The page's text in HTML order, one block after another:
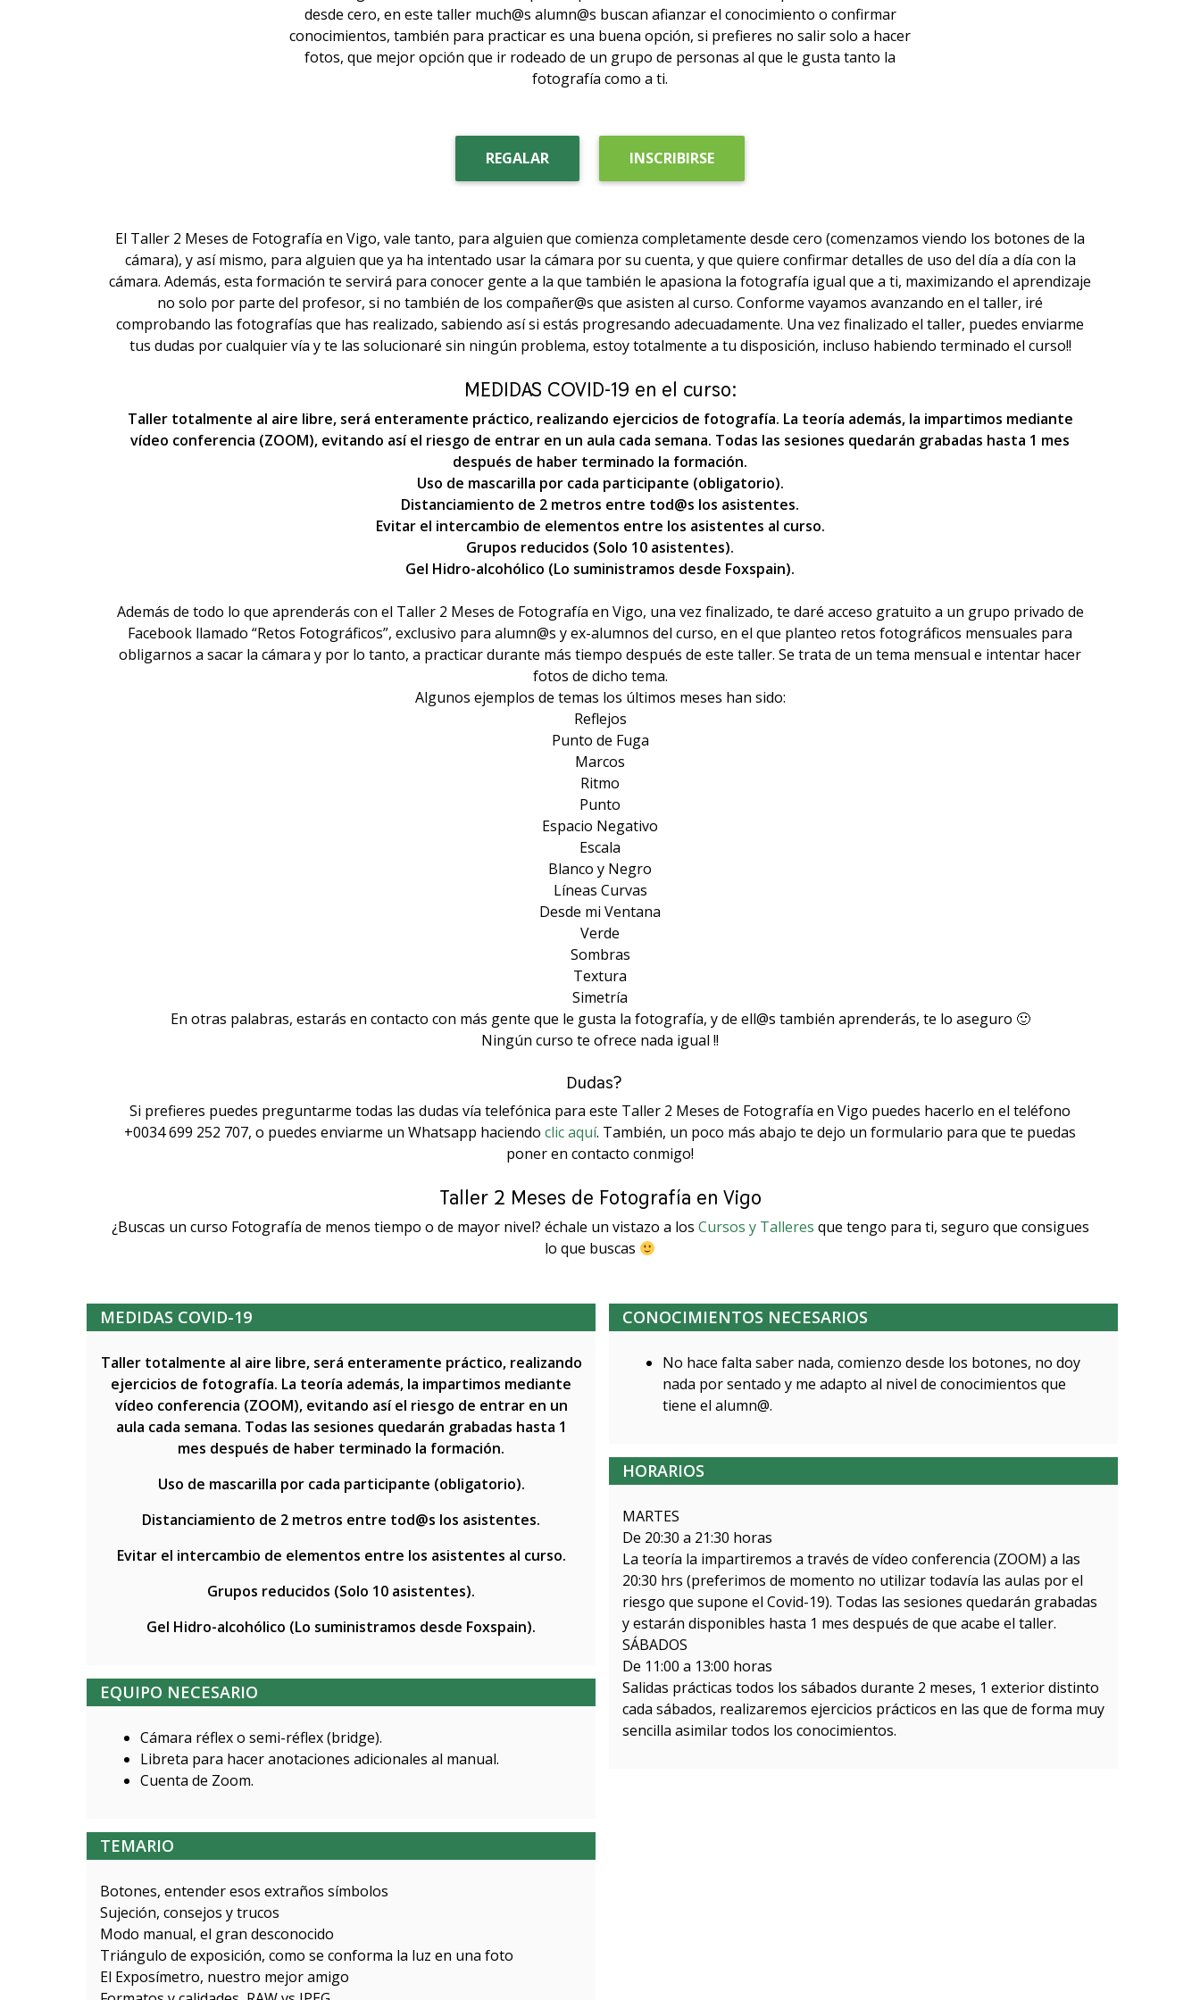
desde cero, en este taller much@s alumn@s buscan afianzar el conocimiento o confirmar
conocimientos, también para practicar es una buena opción, si prefieres no salir solo a hacer
fotos, que mejor opción que ir rodeado de un grupo de personas al que le gusta tanto la
fotografía como a ti.
REGALAR INSCRIBIRSE
El Taller 2 Meses de Fotografía en Vigo, vale tanto, para alguien que comienza completamente desde cero (comenzamos viendo los botones de la
cámara), y así mismo, para alguien que ya ha intentado usar la cámara por su cuenta, y que quiere confirmar detalles de uso del día a día con la
cámara. Además, esta formación te servirá para conocer gente a la que también le apasiona la fotografía igual que a ti, maximizando el aprendizaje
no solo por parte del profesor, si no también de los compañer@s que asisten al curso. Conforme vayamos avanzando en el taller, iré
comprobando las fotografías que has realizado, sabiendo así si estás progresando adecuadamente. Una vez finalizado el taller, puedes enviarme
tus dudas por cualquier vía y te las solucionaré sin ningún problema, estoy totalmente a tu disposición, incluso habiendo terminado el curso!!
MEDIDAS COVID-19 en el curso:
Taller totalmente al aire libre, será enteramente práctico, realizando ejercicios de fotografía. La teoría además, la impartimos mediante
vídeo conferencia (ZOOM), evitando así el riesgo de entrar en un aula cada semana. Todas las sesiones quedarán grabadas hasta 1 mes
después de haber terminado la formación.
Uso de mascarilla por cada participante (obligatorio).
Distanciamiento de 2 metros entre tod@s los asistentes.
Evitar el intercambio de elementos entre los asistentes al curso.
Grupos reducidos (Solo 10 asistentes).
Gel Hidro-alcohólico (Lo suministramos desde Foxspain).
Además de todo lo que aprenderás con el Taller 2 Meses de Fotografía en Vigo, una vez finalizado, te daré acceso gratuito a un grupo privado de
Facebook llamado “Retos Fotográficos”, exclusivo para alumn@s y ex-alumnos del curso, en el que planteo retos fotográficos mensuales para
obligarnos a sacar la cámara y por lo tanto, a practicar durante más tiempo después de este taller. Se trata de un tema mensual e intentar hacer
fotos de dicho tema.
Algunos ejemplos de temas los últimos meses han sido:
Reflejos
Punto de Fuga
Marcos
Ritmo
Punto
Espacio Negativo
Escala
Blanco y Negro
Líneas Curvas
Desde mi Ventana
Verde
Sombras
Textura
Simetría
En otras palabras, estarás en contacto con más gente que le gusta la fotografía, y de ell@s también aprenderás, te lo aseguro 🙂
Ningún curso te ofrece nada igual !!
Dudas?⠀
Si prefieres puedes preguntarme todas las dudas vía telefónica para este Taller 2 Meses de Fotografía en Vigo puedes hacerlo en el teléfono
+0034 699 252 707, o puedes enviarme un Whatsapp haciendo clic aquí. También, un poco más abajo te dejo un formulario para que te puedas
poner en contacto conmigo!
Taller 2 Meses de Fotografía en Vigo
¿Buscas un curso Fotografía de menos tiempo o de mayor nivel? échale un vistazo a los Cursos y Talleres que tengo para ti, seguro que consigues
lo que buscas
MEDIDAS COVID-19
Taller totalmente al aire libre, será enteramente práctico, realizando
ejercicios de fotografía. La teoría además, la impartimos mediante
vídeo conferencia (ZOOM), evitando así el riesgo de entrar en un
aula cada semana. Todas las sesiones quedarán grabadas hasta 1
mes después de haber terminado la formación.
Uso de mascarilla por cada participante (obligatorio).
Distanciamiento de 2 metros entre tod@s los asistentes.
Evitar el intercambio de elementos entre los asistentes al curso.
Grupos reducidos (Solo 10 asistentes).
Gel Hidro-alcohólico (Lo suministramos desde Foxspain).
EQUIPO NECESARIO
Cámara réflex o semi-réflex (bridge).
Libreta para hacer anotaciones adicionales al manual.
Cuenta de Zoom.
CONOCIMIENTOS NECESARIOS
No hace falta saber nada, comienzo desde los botones, no doy
nada por sentado y me adapto al nivel de conocimientos que
tiene el alumn@.
HORARIOS
MARTES
De 20:30 a 21:30 horas
La teoría la impartiremos a través de vídeo conferencia (ZOOM) a las
20:30 hrs (preferimos de momento no utilizar todavía las aulas por el
riesgo que supone el Covid-19). Todas las sesiones quedarán grabadas
y estarán disponibles hasta 1 mes después de que acabe el taller.
SÁBADOS
De 11:00 a 13:00 horas
Salidas prácticas todos los sábados durante 2 meses, 1 exterior distinto
cada sábados, realizaremos ejercicios prácticos en las que de forma muy
sencilla asimilar todos los conocimientos.
TEMARIO
Botones, entender esos extraños símbolos
Sujeción, consejos y trucos
Modo manual, el gran desconocido
Triángulo de exposición, como se conforma la luz en una foto
El Exposímetro, nuestro mejor amigo